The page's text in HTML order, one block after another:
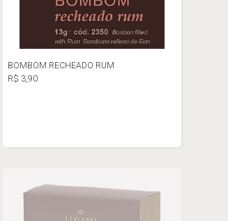
BOMBOM RECHEADO RUM
R$ 3,90